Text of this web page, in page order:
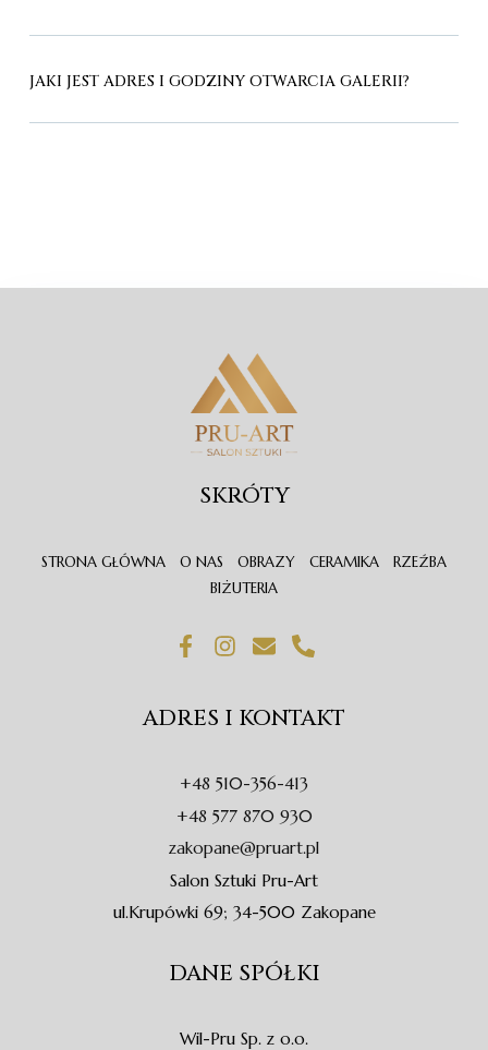
JAKI JEST ADRES I GODZINY OTWARCIA GALERII?
SKRÓTY
STRONA GŁÓWNA O NAS OBRAZY CERAMIKA
RZEŹBA
BIŻUTERIA
F
a
e
b
o
k
-
f
I
n
t
a
r
a
m
E
n
e
l
p
e
P
h
n
e
a
l
t
ADRES I KONTAKT
+48 510-356-413
+48 577 870 930
zakopane@pruart.pl
Salon Sztuki Pru-Art
ul.Krupówki 69; 34-500 Zakopane
DANE SPÓŁKI
Wil-Pru Sp. z o.o.